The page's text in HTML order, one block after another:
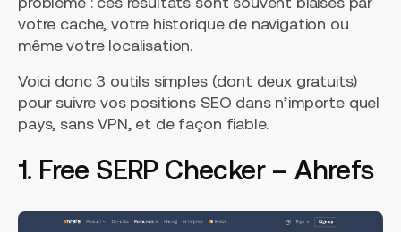
votre cache, votre historique de navigation ou
même votre localisation.
Voici donc 3 outils simples (dont deux gratuits)
pour suivre vos positions SEO dans n’importe quel
pays, sans VPN, et de façon fiable.
1. Free SERP Checker – Ahrefs